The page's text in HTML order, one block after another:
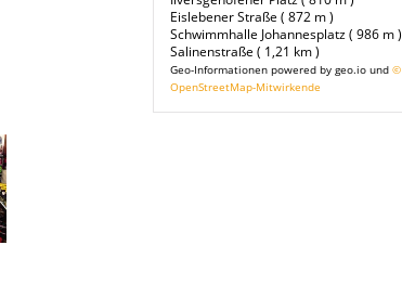
Eislebener Straße ( 872 m )
Schwimmhalle Johannesplatz ( 986 m )
Salinenstraße ( 1,21 km )
Geo-Informationen powered by geo.io und ©
OpenStreetMap-Mitwirkende